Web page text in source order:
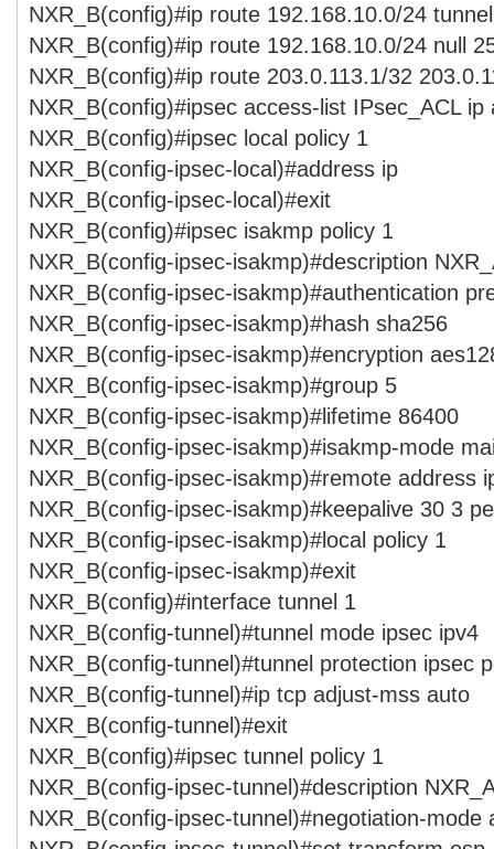
NXR_B(config)#ip route 192.168.10.0/24
NXR_B(config)#ip route 192.168.10.0/24 null
NXR_B(config)#ip route 203.0.113.1/32
NXR_B(config)#ipsec access-list IPsec_ACL ip
NXR_B(config)#ipsec local policy 1
NXR_B(config-ipsec-local)#address ip
NXR_B(config-ipsec-local)#exit
NXR_B(config)#ipsec isakmp policy 1
NXR_B(config-ipsec-isakmp)#description
NXR_B(config-ipsec-isakmp)#authentication
NXR_B(config-ipsec-isakmp)#hash sha256
NXR_B(config-ipsec-isakmp)#encryption
NXR_B(config-ipsec-isakmp)#group 5
NXR_B(config-ipsec-isakmp)#lifetime 86400
NXR_B(config-ipsec-isakmp)#isakmp-mode
NXR_B(config-ipsec-isakmp)#remote address
NXR_B(config-ipsec-isakmp)#keepalive 30 3
NXR_B(config-ipsec-isakmp)#local policy 1
NXR_B(config-ipsec-isakmp)#exit
NXR_B(config)#interface tunnel 1
NXR_B(config-tunnel)#tunnel mode ipsec ipv4
NXR_B(config-tunnel)#tunnel protection ipsec
NXR_B(config-tunnel)#ip tcp adjust-mss auto
NXR_B(config-tunnel)#exit
NXR_B(config)#ipsec tunnel policy 1
NXR_B(config-ipsec-tunnel)#description
NXR_B(config-ipsec-tunnel)#negotiation-mode